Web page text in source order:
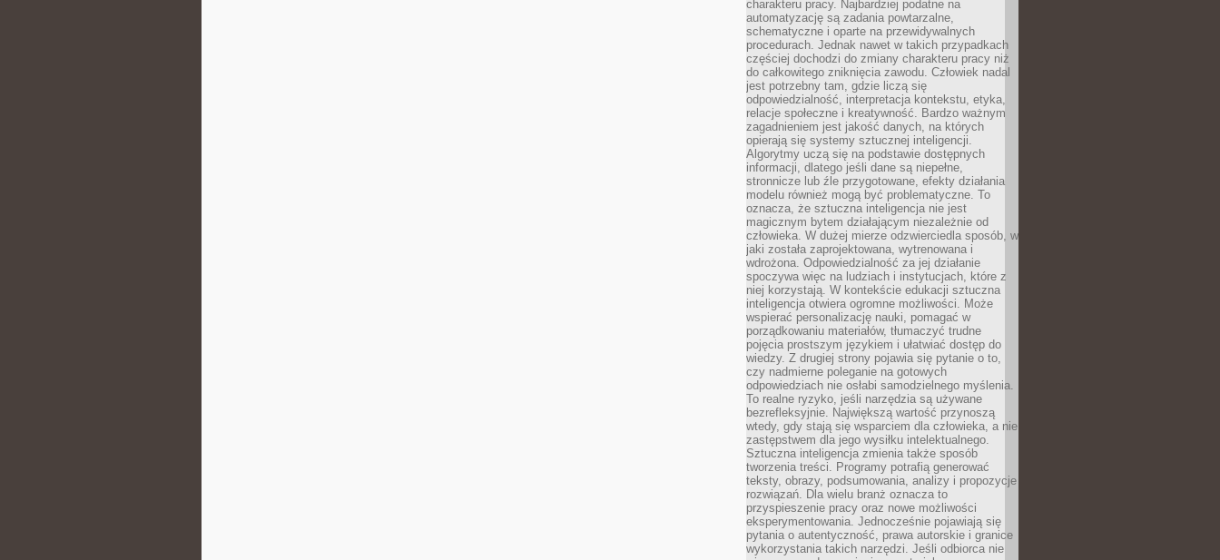
charakteru pracy. Najbardziej podatne na
automatyzację są zadania powtarzalne,
schematyczne i oparte na przewidywalnych
procedurach. Jednak nawet w takich przypadkach
częściej dochodzi do zmiany charakteru pracy niż
do całkowitego zniknięcia zawodu. Człowiek nadal
jest potrzebny tam, gdzie liczą się
odpowiedzialność, interpretacja kontekstu, etyka,
relacje społeczne i kreatywność. Bardzo ważnym
zagadnieniem jest jakość danych, na których
opierają się systemy sztucznej inteligencji.
Algorytmy uczą się na podstawie dostępnych
informacji, dlatego jeśli dane są niepełne,
stronnicze lub źle przygotowane, efekty działania
modelu również mogą być problematyczne. To
oznacza, że sztuczna inteligencja nie jest
magicznym bytem działającym niezależnie od
człowieka. W dużej mierze odzwierciedla sposób, w
jaki została zaprojektowana, wytrenowana i
wdrożona. Odpowiedzialność za jej działanie
spoczywa więc na ludziach i instytucjach, które z
niej korzystają. W kontekście edukacji sztuczna
inteligencja otwiera ogromne możliwości. Może
wspierać personalizację nauki, pomagać w
porządkowaniu materiałów, tłumaczyć trudne
pojęcia prostszym językiem i ułatwiać dostęp do
wiedzy. Z drugiej strony pojawia się pytanie o to,
czy nadmierne poleganie na gotowych
odpowiedziach nie osłabi samodzielnego myślenia.
To realne ryzyko, jeśli narzędzia są używane
bezrefleksyjnie. Największą wartość przynoszą
wtedy, gdy stają się wsparciem dla człowieka, a nie
zastępstwem dla jego wysiłku intelektualnego.
Sztuczna inteligencja zmienia także sposób
tworzenia treści. Programy potrafią generować
teksty, obrazy, podsumowania, analizy i propozycje
rozwiązań. Dla wielu branż oznacza to
przyspieszenie pracy oraz nowe możliwości
eksperymentowania. Jednocześnie pojawiają się
pytania o autentyczność, prawa autorskie i granice
wykorzystania takich narzędzi. Jeśli odbiorca nie